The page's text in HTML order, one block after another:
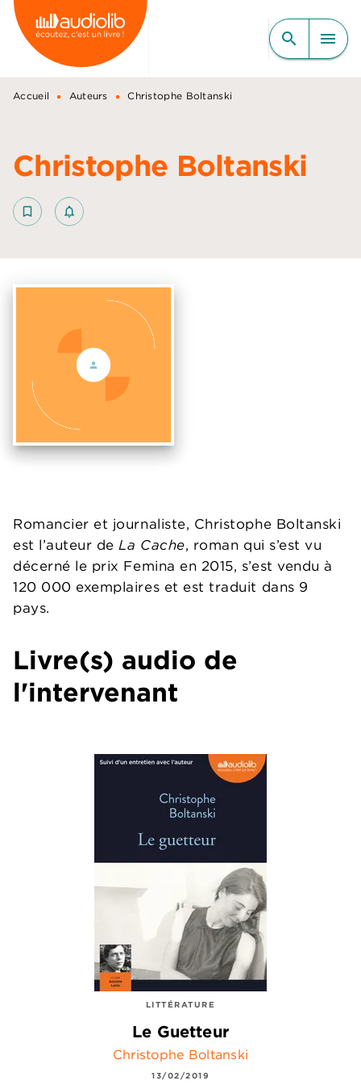
MENU RECHERCHE
CONTENU
PIED DE PAGE
search menu
Accueil • Auteurs • Christophe Boltanski
Christophe Boltanski
bookmark_border notifications_none_outlined
Romancier et journaliste, Christophe Boltanski
est l’auteur deLa Cache, roman qui s’est vu
décerné le prix Femina en 2015, s’est vendu à
120 000 exemplaires et est traduit dans 9
pays.
Livre(s) audio de
l'intervenant
LITTÉRATURE
Le Guetteur
Christophe Boltanski
13/02/2019